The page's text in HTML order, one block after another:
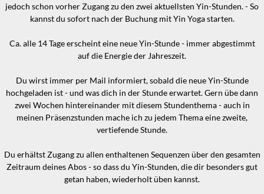
jedoch schon vorher Zugang zu den zwei aktuellsten Yin-Stunden. - So
kannst du sofort nach der Buchung mit Yin Yoga starten.
Ca. alle 14 Tage erscheint eine neue Yin-Stunde - immer abgestimmt
auf die Energie der Jahreszeit.
Du wirst immer per Mail informiert, sobald die neue Yin-Stunde
hochgeladen ist - und was dich in der Stunde erwartet. Gern übe dann
zwei Wochen hintereinander mit diesem Stundenthema - auch in
meinen Präsenzstunden mache ich zu jedem Thema eine zweite,
vertiefende Stunde.
Du erhältst Zugang zu allen enthaltenen Sequenzen über den gesamten
Zeitraum deines Abos - so dass du Yin-Stunden, die dir besonders gut
getan haben, wiederholt üben kannst.